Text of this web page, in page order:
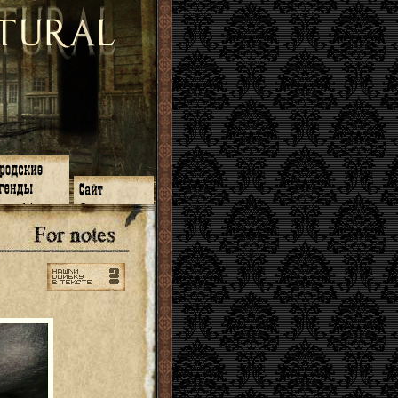
14
13
11
12
9
6
5
⇐
О нас
ЧаВо
Поиск
Ссылки
Карта сайта